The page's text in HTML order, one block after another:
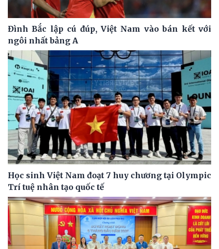
Đình Bắc lập cú đúp, Việt Nam vào bán kết với
ngôi nhất bảng A
Học sinh Việt Nam đoạt 7 huy chương tại Olympic
Trí tuệ nhân tạo quốc tế